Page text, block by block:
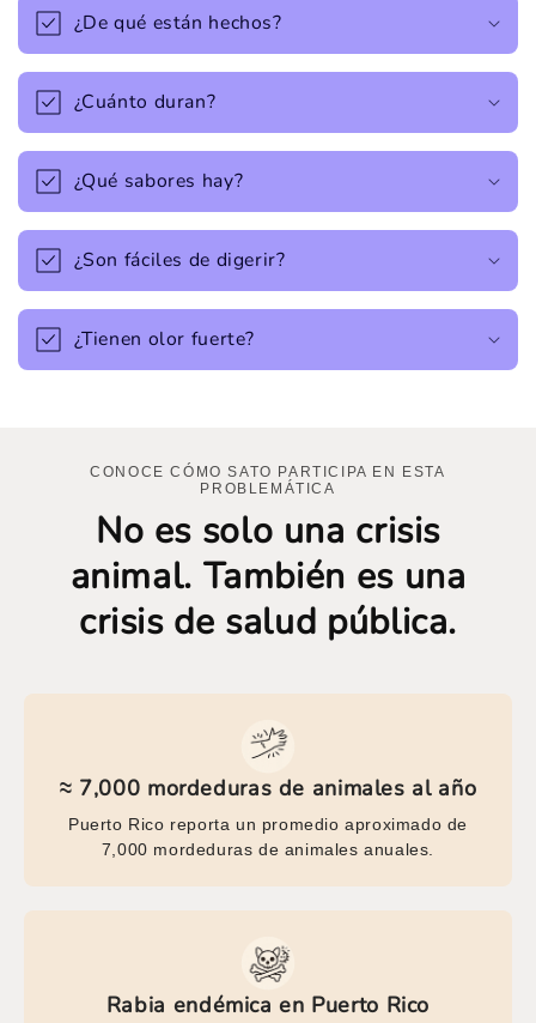
¿De qué están hechos?
¿Cuánto duran?
¿Qué sabores hay?
¿Son fáciles de digerir?
¿Tienen olor fuerte?
CONOCE CÓMO SATO PARTICIPA EN ESTA
PROBLEMÁTICA
No es solo una crisis
animal. También es una
crisis de salud pública.
≈ 7,000 mordeduras de animales al año
Puerto Rico reporta un promedio aproximado de
7,000 mordeduras de animales anuales.
Rabia endémica en Puerto Rico